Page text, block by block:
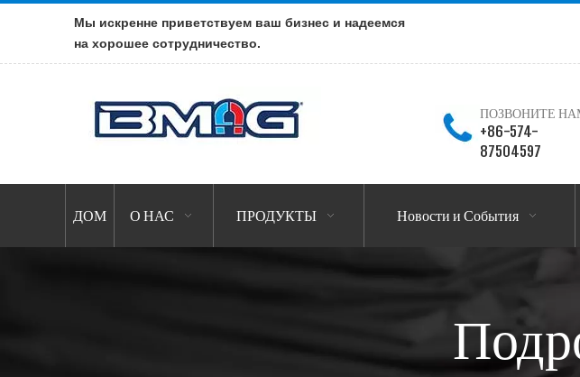
Мы искренне приветствуем ваш бизнес и надеемся
на хорошее сотрудничество.
ПОЗВОНИТЕ
+86-574-
87504597
ДОМ О НАС ПРОДУКТЫ Новости и События